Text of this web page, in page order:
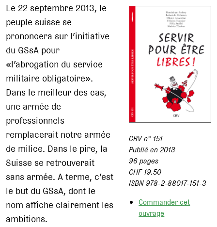
CRV n° 151
Publié en 2013
96 pages
CHF 19.50
ISBN 978-2-88017-151-3
Commander cet
ouvrage
Le 22 septembre 2013, le
peuple suisse se
prononcera sur l’initiative
du GSsA pour
«l’abrogation du service
militaire obligatoire».
Dans le meilleur des cas,
une armée de
professionnels
remplacerait notre armée
de milice. Dans le pire, la
Suisse se retrouverait
sans armée. A terme, c’est
le but du GSsA, dont le
nom affiche clairement les
ambitions.